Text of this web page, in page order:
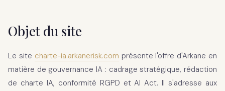
Objet du site
Le site charte-ia.arkanerisk.com présente l'offre d'Arkane en
matière de gouvernance IA : cadrage stratégique, rédaction
de charte IA, conformité RGPD et AI Act. Il s'adresse aux